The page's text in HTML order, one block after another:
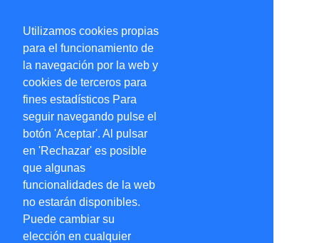
Utilizamos cookies propias
para el funcionamiento de
la navegación por la web y
cookies de terceros para
fines estadísticos Para
seguir navegando pulse el
botón 'Aceptar'. Al pulsar
en 'Rechazar' es posible
que algunas
funcionalidades de la web
no estarán disponibles.
Puede cambiar su
elección en cualquier